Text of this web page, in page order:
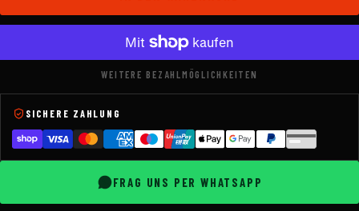
WEITERE BEZAHLMÖGLICHKEITEN
SICHERE ZAHLUNG
FRAG UNS PER WHATSAPP